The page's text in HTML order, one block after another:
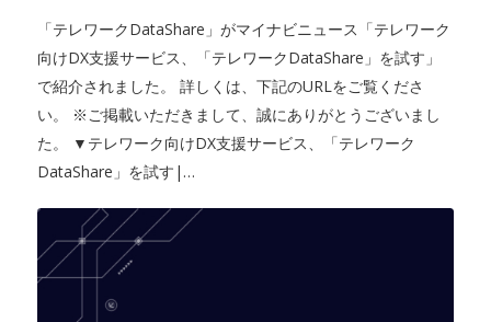
「テレワークDataShare」がマイナビニュース「テレワーク
向けDX支援サービス、「テレワークDataShare」を試す」
で紹介されました。 詳しくは、下記のURLをご覧くださ
い。 ※ご掲載いただきまして、誠にありがとうございまし
た。 ▼テレワーク向けDX支援サービス、「テレワーク
DataShare」を試す|…